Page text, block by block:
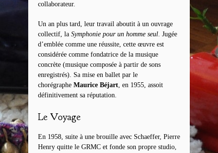
collaborateur.
Un an plus tard, leur travail aboutit à un ouvrage
collectif, la Symphonie pour un homme seul. Jugée
d’emblée comme une réussite, cette œuvre est
considérée comme fondatrice de la musique
concrète (musique composée à partir de sons
enregistrés). Sa mise en ballet par le
chorégraphe Maurice Béjart, en 1955, assoit
définitivement sa réputation.
Le Voyage
En 1958, suite à une brouille avec Schaeffer, Pierre
Henry quitte le GRMC et fonde son propre studio,